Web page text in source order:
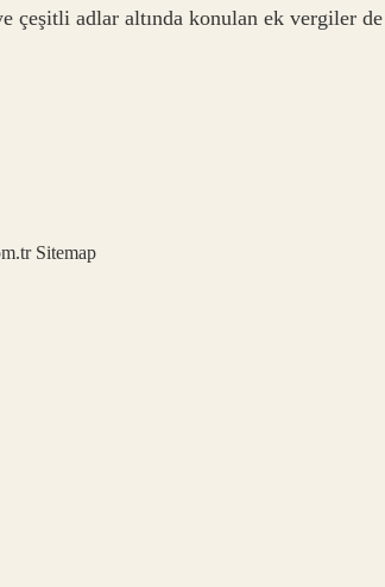
çeşitli adlar altında konulan ek vergiler de
Sitemap